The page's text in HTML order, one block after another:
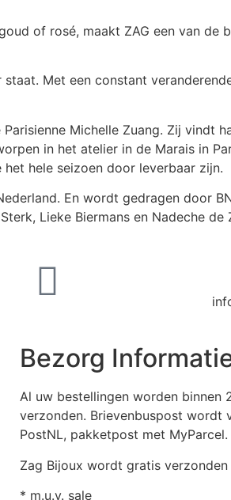
of rosé, maakt ZAG een van de
Met een constant
Michelle Zuang. Zij vindt
in het atelier in de Marais in
hele seizoen door leverbaar zijn.
En wordt gedragen door
Lieke Biermans en Nadeche
Bezorg
Al uw bestellingen worden binnen
verzonden. Brievenbuspost wordt
PostNL, pakketpost met MyParcel.
Zag Bijoux wordt gratis verzonden
* m.u.v. sale